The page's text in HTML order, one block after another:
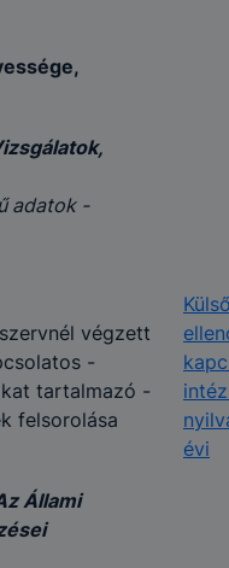
adatok -
végzett
-
tartalmazó -
felsorolása
évi
Állami